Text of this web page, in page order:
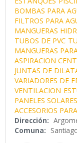
BOMBAS PARA
FILTROS PARA
MANGUERAS
TUBOS DE PVC
MANGUERAS
ASPIRACION
JUNTAS DE
VARIADORES DE
VENTILACION
PANELES SOLARES
ACCESORIOS
Dirección:
Comuna: